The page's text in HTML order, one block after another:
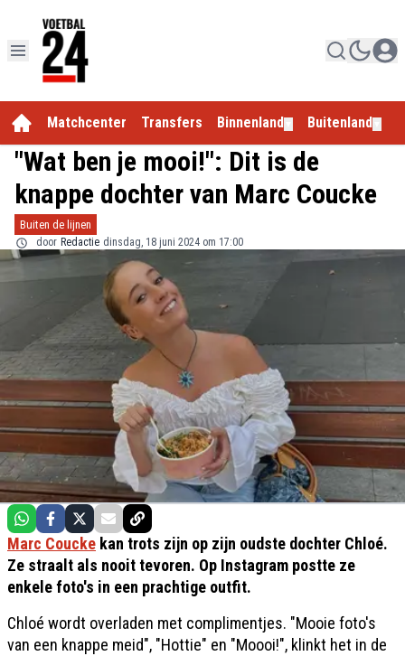
Matchcenter Transfers Binnenland Buitenland
"Wat ben je mooi!": Dit is de
knappe dochter van Marc Coucke
Buiten de lijnen
door Redactie dinsdag, 18 juni 2024 om 17:00
Marc Coucke kan trots zijn op zijn oudste dochter Chloé.
Ze straalt als nooit tevoren. Op Instagram postte ze
enkele foto's in een prachtige outfit.
Chloé wordt overladen met complimentjes. "Mooie foto's
van een knappe meid", "Hottie" en "Moooi!", klinkt het in de